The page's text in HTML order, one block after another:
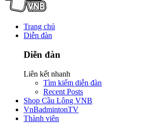
Trang chủ
Diễn đàn
Diễn đàn
Liên kết nhanh
Tìm kiếm diễn đàn
Recent Posts
Shop Cầu Lông VNB
VnBadmintonTV
Thành viên